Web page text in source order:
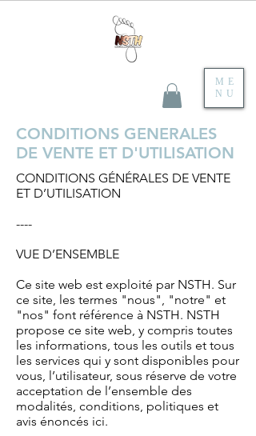
ME
NU
CONDITIONS GENERALES
DE VENTE ET D'UTILISATION
CONDITIONS GÉNÉRALES DE VENTE
ET D’UTILISATION
----
VUE D’ENSEMBLE
Ce site web est exploité par NSTH. Sur
ce site, les termes "nous", "notre" et
"nos" font référence à NSTH. NSTH
propose ce site web, y compris toutes
les informations, tous les outils et tous
les services qui y sont disponibles pour
vous, l’utilisateur, sous réserve de votre
acceptation de l’ensemble des
modalités, conditions, politiques et
avis énoncés ici.